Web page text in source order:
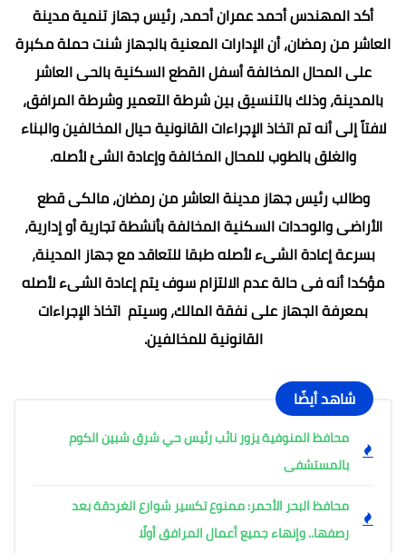
أكد المهندس أحمد عمران أحمد، رئيس جهاز تنمية مدينة
العاشر من رمضان، أن الإدارات المعنية بالجهاز شنت حملة مكبرة
على المحال المخالفة أسفل القطع السكنية بالحى العاشر
بالمدينة، وذلك بالتنسيق بين شرطة التعمير وشرطة المرافق،
لافتاً إلى أنه تم اتخاذ الإجراءات القانونية حيال المخالفين والبناء
والغلق بالطوب للمحال المخالفة وإعادة الشئ لأصله.
وطالب رئيس جهاز مدينة العاشر من رمضان، مالكى قطع
الأراضى والوحدات السكنية المخالفة بأنشطة تجارية أو إدارية،
بسرعة إعادة الشىء لأصله طبقا للتعاقد مع جهاز المدينة،
مؤكدا أنه فى حالة عدم الالتزام سوف يتم إعادة الشىء لأصله
بمعرفة الجهاز على نفقة المالك، وسيتم اتخاذ الإجراءات
القانونية للمخالفين.
شاهد أيضًا
محافظ المنوفية يزور نائب رئيس حي شرق شبين الكوم
بالمستشفى
محافظ البحر الأحمر: ممنوع تكسير شوارع الغردقة بعد
رصفها.. وإنهاء جميع أعمال المرافق أولًا